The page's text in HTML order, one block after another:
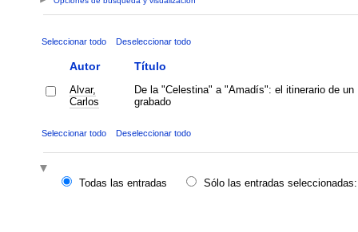
Seleccionar todo Deseleccionar todo
Autor Título
Alvar,
Carlos
De la "Celestina" a "Amadís": el itinerario de un
grabado
Seleccionar todo Deseleccionar todo
Todas las entradas
Sólo las entradas seleccionadas: